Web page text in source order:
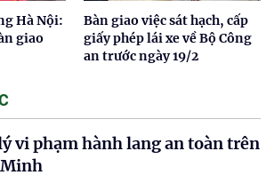
Hà Nội:
giao
Bàn giao việc sát hạch, cấp
giấy phép lái xe về Bộ Công
an trước ngày 19/2
vi phạm hành lang an toàn trên